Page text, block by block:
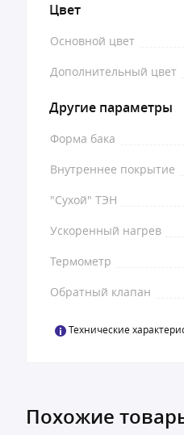
Цвет
Основной цвет
Дополнительный цвет
Другие параметры
Форма бака
Внутреннее покрытие
"Сухой" ТЭН
Ускоренный нагрев
Термометр
Обратный клапан
Технические
Похожие